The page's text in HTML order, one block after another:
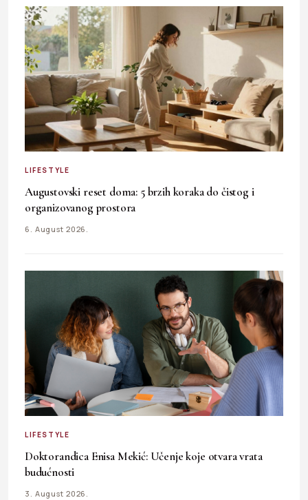
LIFESTYLE
Augustovski reset doma: 5 brzih koraka do čistog i
organizovanog prostora
6. August 2026.
LIFESTYLE
Doktorandica Enisa Mekić: Učenje koje otvara vrata
budućnosti
3. August 2026.